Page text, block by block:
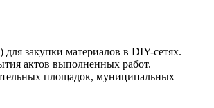
закупки материалов в DIY-сетях.
актов выполненных работ.
площадок, муниципальных